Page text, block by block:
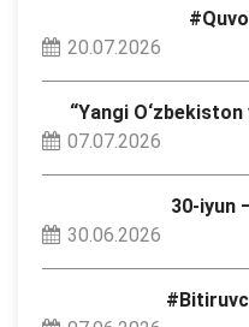
20.07.2026
“Yangi
07.07.2026
30-iyun
30.06.2026